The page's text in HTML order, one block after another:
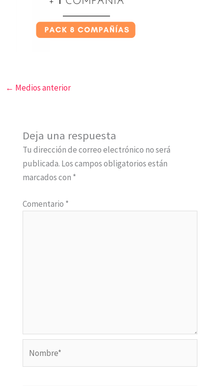
← Medios anterior
Deja una respuesta
Tu dirección de correo electrónico no será
publicada. Los campos obligatorios están
marcados con *
Comentario *